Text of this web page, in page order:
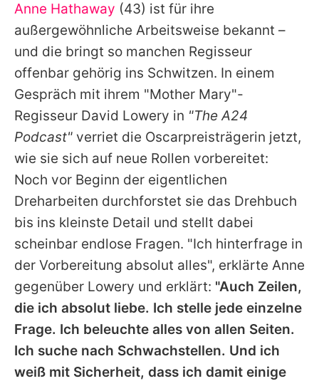
Alle Themen auf Promiflash
Jobs
App runterladen
Team
Redaktionelle Richtlinien
Impressum
Datenschutzerklärung
Utiq verwalten
Anne Hathaway (43) ist für ihre
außergewöhnliche Arbeitsweise bekannt –
und die bringt so manchen Regisseur
offenbar gehörig ins Schwitzen. In einem
Gespräch mit ihrem "Mother Mary"-
Regisseur David Lowery in "The A24
Podcast" verriet die Oscarpreisträgerin jetzt,
wie sie sich auf neue Rollen vorbereitet:
Noch vor Beginn der eigentlichen
Dreharbeiten durchforstet sie das Drehbuch
bis ins kleinste Detail und stellt dabei
scheinbar endlose Fragen. "Ich hinterfrage in
der Vorbereitung absolut alles", erklärte Anne
gegenüber Lowery und erklärt: "Auch Zeilen,
die ich absolut liebe. Ich stelle jede einzelne
Frage. Ich beleuchte alles von allen Seiten.
Ich suche nach Schwachstellen. Und ich
weiß mit Sicherheit, dass ich damit einige